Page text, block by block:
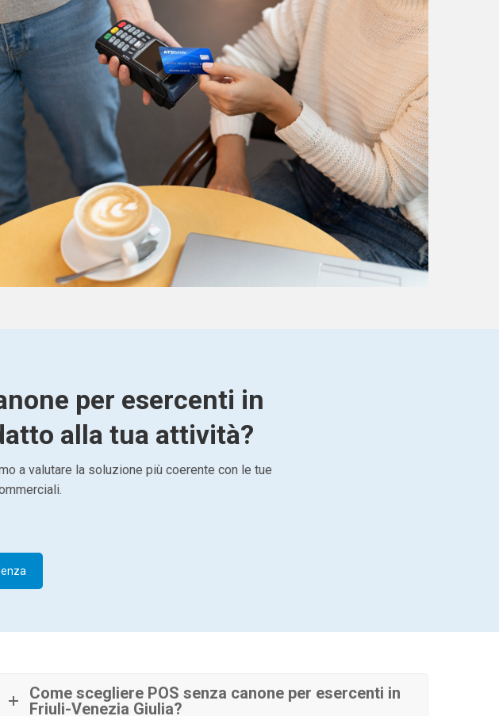
per esercenti in
alla tua attività?
a valutare la soluzione più coerente con le tue
Come scegliere POS senza canone per esercenti in
Friuli-Venezia Giulia?